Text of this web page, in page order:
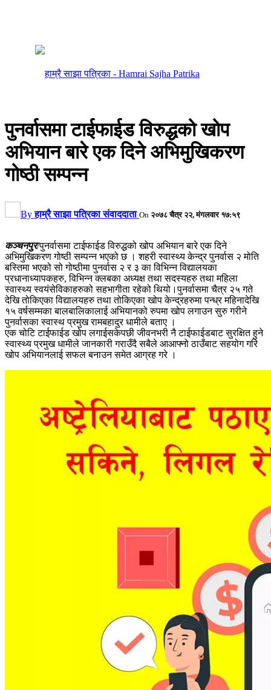
पुनर्वासमा टाईफाईड विरुद्धको खोप
अभियान बारे एक दिने अभिमुखिकरण
गोष्ठी सम्पन्न
Byहाम्रै साझा पत्रिका संवाददाता On २०७८ चैत्र २२, मंगलवार १७:५९
कञ्चनपुर/पुनर्वासमा टाईफाईड विरुद्धको खोप अभियान बारे एक दिने
अभिमुखिकरण गोष्ठी सम्पन्न भएको छ । शहरी स्वास्थ्य केन्द्र पुनर्वास २ मोति
बस्तिमा भएको सो गोष्ठीमा पुनर्वास २ र ३ का विभिन्न विद्यालयका
प्रधानाध्यापकहरु, विभिन्न क्लबका अध्यक्ष तथा सदस्यहरु तथा महिला
स्वास्थ्य स्वयंसेविकाहरुको सहभागीता रहेको थियो।पुनर्वासमा चैत्र २५ गते
देखि तोकिएका विद्यालयहरु तथा तोकिएका खोप केन्द्रहरुमा पन्ध्र महिनादेखि
१५ वर्षसम्मका बालबालिकालाई अभियानको रुपमा खोप लगाउन सुरु गरीने
पुनर्वासका स्वास्थ प्रमुख रामबहादुर धामीले बताए ।
एक चोटि टाईफाईड खोप लगाईसकेपछी जीवनभरी नै टाईफाईडबाट सुरक्षित हुने
स्वास्थ्य प्रमुख धामीले जानकारी गराउँदै सबैले आआफ्नो ठाउँबाट सहयोग गरि
खोप अभियानलाई सफल बनाउन समेत आग्रह गरे ।